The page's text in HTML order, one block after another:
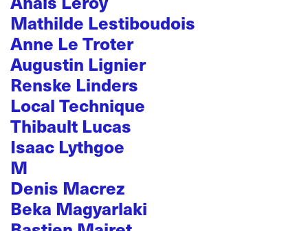
Mathilde Lestiboudois
Anne Le Troter
Augustin Lignier
Renske Linders
Local Technique
Thibault Lucas
Isaac Lythgoe
M
Denis Macrez
Beka Magyarlaki